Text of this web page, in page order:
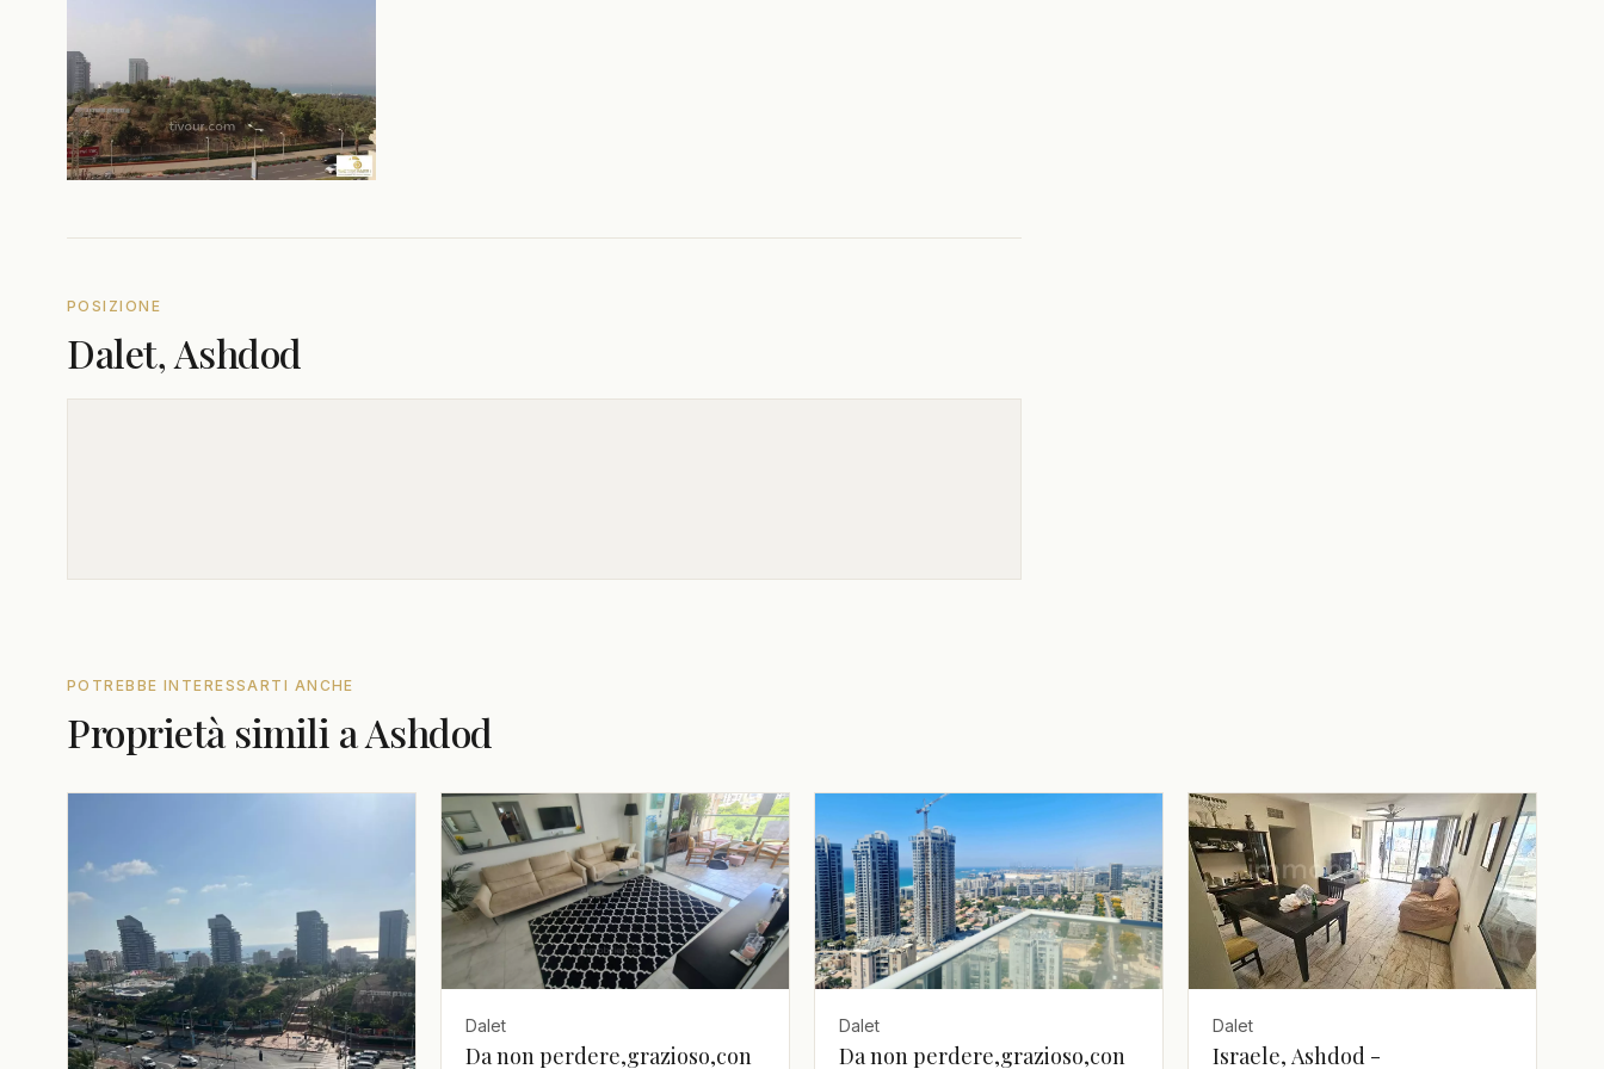
POSIZIONE
Dalet, Ashdod
POTREBBE INTERESSARTI ANCHE
Proprietà simili a Ashdod
Dalet
Da non perdere,grazioso,con
Dalet
Da non perdere,grazioso,con
Dalet
Israele, Ashdod -